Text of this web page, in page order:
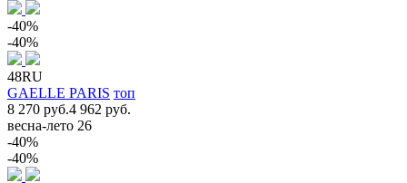
-40%
-40%
48RU
GAELLE PARIS топ
8 270 руб.4 962 руб.
весна-лето 26
-40%
-40%